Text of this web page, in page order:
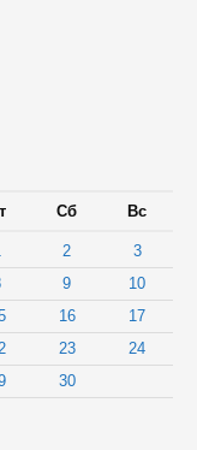
Сб Вс
2
3
9
10
16
17
23
24
30